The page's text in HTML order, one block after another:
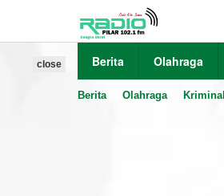
content
Berita Olahraga
Berita Olahraga Kriminal
close